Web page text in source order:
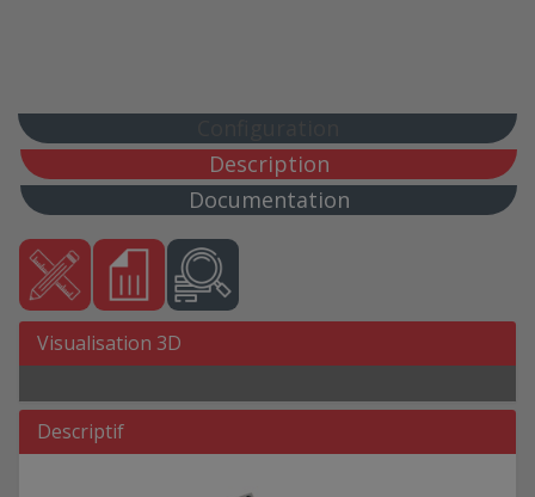
CL 12V 6A C6
CL 24V 1A C24 AB 7Ah
CL 24V 1A C24 SB
CL 24V 1A C7 AB 1,2Ah
CL 24V 1A C7 SB
CL 24V 1A CARTE
CL 24V 2,5 C24 AB 7 Ah
CL 24V 2,5A C24 AB 2,1 Ah
Description
Documentation
Visualisation 3D
Descriptif